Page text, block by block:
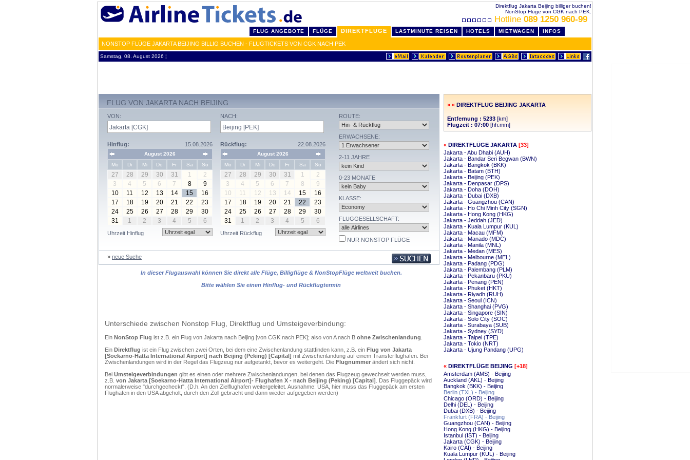
Direktflug Jakarta Beijing billiger buchen!
NonStop Flüge von CGK nach PEK.
Hotline 089 1250 960-99
FLUG ANGEBOTE FLÜGE DIREKTFLÜGE LASTMINUTE REISEN HOTELS MIETWAGEN INFOS
NONSTOP FLÜGE JAKARTA BEIJING BILLIG BUCHEN - FLUGTICKETS VON CGK NACH PEK
Samstag, 08. August 2026 ¦
FLUG VON JAKARTA NACH BEIJING
VON:
Hinflug: 15.08.2026
August 2026
Mo
Di Mi Do Fr Sa So
27 28 29 30 31 1
2
3
4 5 6 7 8
9
10
11 12 13 14 15
16
17
18 19 20 21 22
23
24
25 26 27 28 29
30
31
1 2 3 4 5 6
Uhrzeit Hinflug
NACH:
Rückflug: 22.08.2026
August 2026
Mo
Di Mi Do Fr Sa So
27 28 29 30 31 1
2
3
4 5 6 7 8
9
10
11 12 13 14 15
16
17
18 19 20 21 22
23
24
25 26 27 28 29
30
31
1 2 3 4 5 6
Uhrzeit Rückflug
ROUTE:
ERWACHSENE:
2-11 JAHRE
0-23 MONATE
KLASSE:
FLUGGESELLSCHAFT:
NUR NONSTOP FLÜGE
» neue Suche
In dieser Flugauswahl können Sie direkt alle Flüge, Billigflüge & NonStopFlüge weltweit buchen.
Bitte wählen Sie einen Hinflug- und Rückflugtermin
Unterschiede zwischen Nonstop Flug, Direktflug und Umsteigeverbindung:
Ein NonStop Flug ist z.B. ein Flug von Jakarta nach Beijing [von CGK nach PEK]; also von A nach B ohne Zwischenlandung
Ein Direktflug ist ein Flug zwischen zwei Orten, bei dem eine Zwischenlandung stattfinden kann, z.B. ein Flug von Jakarta
[Soekarno-Hatta International Airport] nach Beijing (Peking) [Capital] mit Zwischenlandung auf einem Transferflughafen. Bei
Zwischenlandungen wird in der Regel das Flugzeug nur aufgetankt, bevor es weitergeht. Die Flugnummer ändert sich nicht.
Bei Umsteigeverbindungen gibt es einen oder mehrere Zwischenlandungen, bei denen das Flugzeug gewechselt werden muss,
z.B. von Jakarta [Soekarno-Hatta International Airport]- Flughafen X - nach Beijing (Peking) [Capital] . Das Fluggepäck wird
normalerweise "durchgecheckt". (D.h. An den Zielflughafen weitergeleitet. Ausnahme: USA, hier muss das Fluggepäck am ersten
Flughafen in den USA abgeholt, durch den Zoll gebracht und dann wieder aufgegeben werden)
» « DIREKTFLUG BEIJING JAKARTA
Entfernung : 5233 [km]
Flugzeit : 07:00 [hh:mm]
« DIREKTFLÜGE JAKARTA [33]
Jakarta - Abu Dhabi (AUH)
Jakarta - Bandar Seri Begwan (BWN)
Jakarta - Bangkok (BKK)
Jakarta - Batam (BTH)
Jakarta - Beijing (PEK)
Jakarta - Denpasar (DPS)
Jakarta - Doha (DOH)
Jakarta - Dubai (DXB)
Jakarta - Guangzhou (CAN)
Jakarta - Ho Chi Minh City (SGN)
Jakarta - Hong Kong (HKG)
Jakarta - Jeddah (JED)
Jakarta - Kuala Lumpur (KUL)
Jakarta - Macau (MFM)
Jakarta - Manado (MDC)
Jakarta - Manila (MNL)
Jakarta - Medan (MES)
Jakarta - Melbourne (MEL)
Jakarta - Padang (PDG)
Jakarta - Palembang (PLM)
Jakarta - Pekanbaru (PKU)
Jakarta - Penang (PEN)
Jakarta - Phuket (HKT)
Jakarta - Riyadh (RUH)
Jakarta - Seoul (ICN)
Jakarta - Shanghai (PVG)
Jakarta - Singapore (SIN)
Jakarta - Solo City (SOC)
Jakarta - Surabaya (SUB)
Jakarta - Sydney (SYD)
Jakarta - Taipei (TPE)
Jakarta - Tokio (NRT)
Jakarta - Ujung Pandang (UPG)
« DIREKTFLÜGE BEIJING [+18]
Amsterdam (AMS) - Beijing
Auckland (AKL) - Beijing
Bangkok (BKK) - Beijing
Berlin (TXL) - Beijing
Chicago (ORD) - Beijing
Delhi (DEL) - Beijing
Dubai (DXB) - Beijing
Frankfurt (FRA) - Beijing
Guangzhou (CAN) - Beijing
Hong Kong (HKG) - Beijing
Istanbul (IST) - Beijing
Jakarta (CGK) - Beijing
Kairo (CAI) - Beijing
Kuala Lumpur (KUL) - Beijing